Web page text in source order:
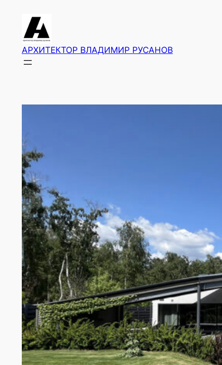
содержимому
АРХИТЕКТОР ВЛАДИМИР РУСАНОВ